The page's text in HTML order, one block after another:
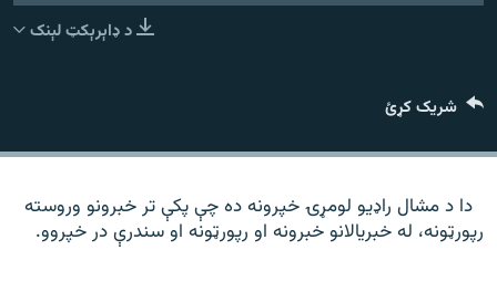
د ازادې اروپا راډیو ټولې ووبپاڼې
د ډاېرېکټ لېنک
شریک کړئ
دا د مشال راډیو لومړۍ خپرونه ده چې پکې تر خبرونو وروسته
رپورټونه، له خبریالانو خبرونه او رپورټونه او سندرې در خپروو.